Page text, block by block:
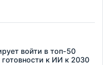
войти в топ-50
готовности к ИИ к 2030